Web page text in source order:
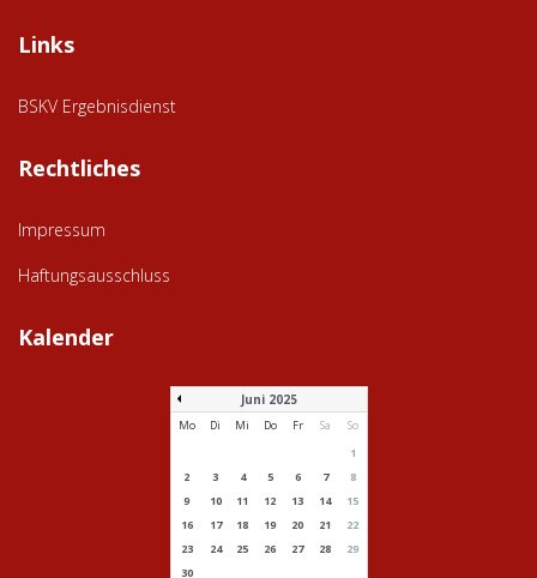
Links
BSKV Ergebnisdienst
Rechtliches
Impressum
Haftungsausschluss
Kalender
Juni 2025
Mo Di Mi Do Fr Sa
So
1
2
3 4 5 6 7
8
9
10 11 12 13 14
15
16
17 18 19 20 21
22
23
24 25 26 27 28
29
30